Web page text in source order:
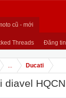
cũ - mới
Threads Đăng tin
... Ducati
diavel HQCN